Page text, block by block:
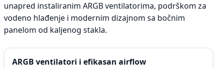
unapred instaliranim ARGB ventilatorima, podrškom za
vodeno hlađenje i modernim dizajnom sa bočnim
panelom od kaljenog stakla.
ARGB ventilatori i efikasan airflow